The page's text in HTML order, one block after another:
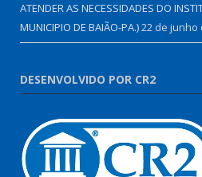
ATENDER AS NECESSIDADES DO
MUNICIPIO DE BAIÃO-PA.)22 de junho
DESENVOLVIDO POR CR2